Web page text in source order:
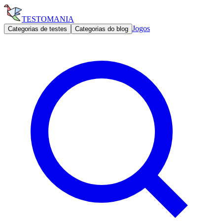
TESTOMANIA
Categorias de testes Categorias do blog Jogos